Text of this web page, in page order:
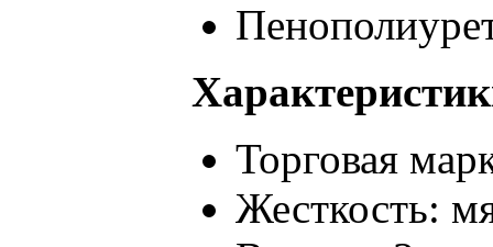
Торговая
Жесткость: